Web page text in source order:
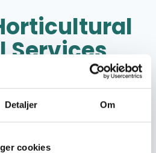
Detaljer Om
cookies
Services
Allied